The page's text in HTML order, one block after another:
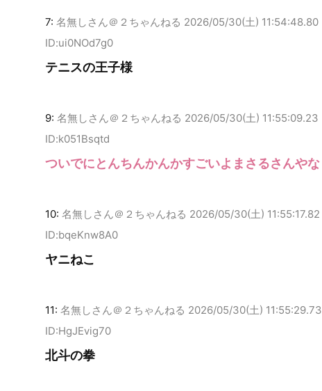
7: 名無しさん＠２ちゃんねる 2026/05/30(土) 11:54:48.80
ID:ui0NOd7g0
テニスの王子様
9: 名無しさん＠２ちゃんねる 2026/05/30(土) 11:55:09.23
ID:k051Bsqtd
ついでにとんちんかんかすごいよまさるさんやな
10: 名無しさん＠２ちゃんねる 2026/05/30(土) 11:55:17.82
ID:bqeKnw8A0
ヤニねこ
11: 名無しさん＠２ちゃんねる 2026/05/30(土) 11:55:29.73
ID:HgJEvig70
北斗の拳